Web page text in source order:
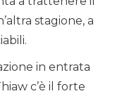
stagione, a
in entrata
c’è il forte